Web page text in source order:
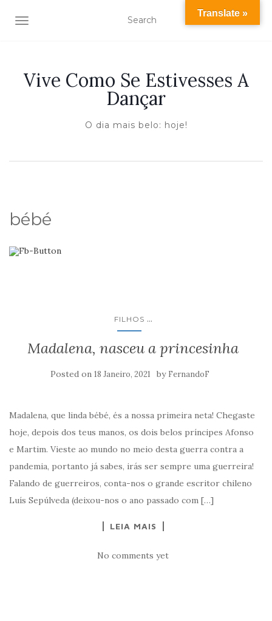
TOGGLE NAVIGATION
Vive Como Se Estivesses A
Dançar
O dia mais belo: hoje!
bébé
FILHOS ...
Madalena, nasceu a princesinha
Posted on 18 Janeiro, 2021 by FernandoF
Madalena, que linda bébé, és a nossa primeira neta! Chegaste
hoje, depois dos teus manos, os dois belos príncipes Afonso
e Martim. Vieste ao mundo no meio desta guerra contra a
pandemia, portanto já sabes, irás ser sempre uma guerreira!
Falando de guerreiros, conta-nos o grande escritor chileno
Luís Sepúlveda (deixou-nos o ano passado com […]
LEIA MAIS
No comments yet
Translate »